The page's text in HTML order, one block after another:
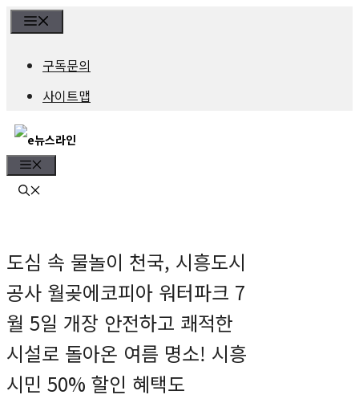
건
너
구독문의
사이트맵
도심 속 물놀이 천국, 시흥도시
공사 월곶에코피아 워터파크 7
월 5일 개장 안전하고 쾌적한
시설로 돌아온 여름 명소! 시흥
시민 50% 할인 혜택도